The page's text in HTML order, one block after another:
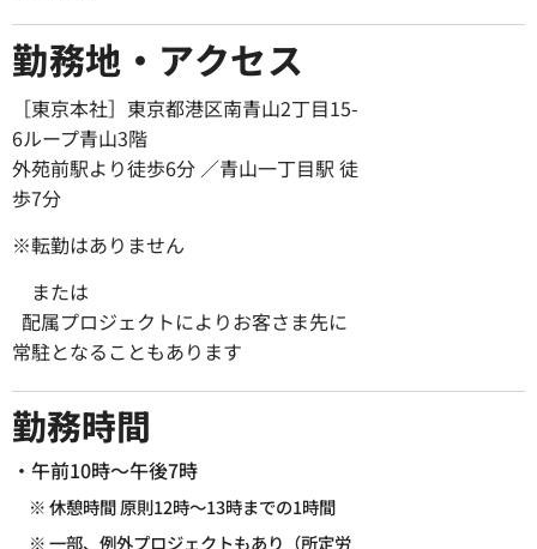
勤務地・アクセス
［東京本社］東京都港区南青山2丁目15-
6ループ青山3階
外苑前駅より徒歩6分 ／青山一丁目駅 徒
歩7分
※転勤はありません
または
配属プロジェクトによりお客さま先に
常駐となることもあります
勤務時間
・午前10時～午後7時
※ 休憩時間 原則12時～13時までの1時間
※ 一部、例外プロジェクトもあり（所定労